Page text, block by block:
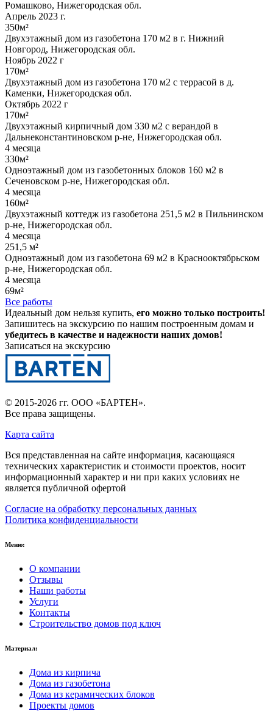
Ромашково, Нижегородская обл.
Апрель 2023 г.
350м²
Двухэтажный дом из газобетона 170 м2 в г. Нижний
Новгород, Нижегородская обл.
Ноябрь 2022 г
170м²
Двухэтажный дом из газобетона 170 м2 с террасой в д.
Каменки, Нижегородская обл.
Октябрь 2022 г
170м²
Двухэтажный кирпичный дом 330 м2 с верандой в
Дальнеконстантиновском р-не, Нижегородская обл.
4 месяца
330м²
Одноэтажный дом из газобетонных блоков 160 м2 в
Сеченовском р-не, Нижегородская обл.
4 месяца
160м²
Двухэтажный коттедж из газобетона 251,5 м2 в Пильнинском
р-не, Нижегородская обл.
4 месяца
251,5 м²
Одноэтажный дом из газобетона 69 м2 в Краснооктябрьском
р-не, Нижегородская обл.
4 месяца
69м²
Все работы
Идеальный дом нельзя купить, его можно только построить!
Запишитесь на экскурсию по нашим построенным домам и
убедитесь в качестве и надежности наших домов!
Записаться на экскурсию
© 2015-2026 гг. ООО «БАРТЕН».
Все права защищены.
Карта сайта
Вся представленная на сайте информация, касающаяся
технических характеристик и стоимости проектов, носит
информационный характер и ни при каких условиях не
является публичной офертой
Согласие на обработку персональных данных
Политика конфиденциальности
Меню:
О компании
Отзывы
Наши работы
Услуги
Контакты
Строительство домов под ключ
Материал:
Дома из кирпича
Дома из газобетона
Дома из керамических блоков
Проекты домов